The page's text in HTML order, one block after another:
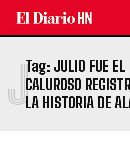
Tag: JULIO FUE
CALUROSO
LA HISTORIA DE
J